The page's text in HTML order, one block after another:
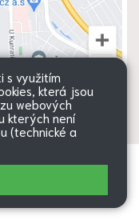
Web školy
s využitím
která jsou
webových
kterých není
(technické a